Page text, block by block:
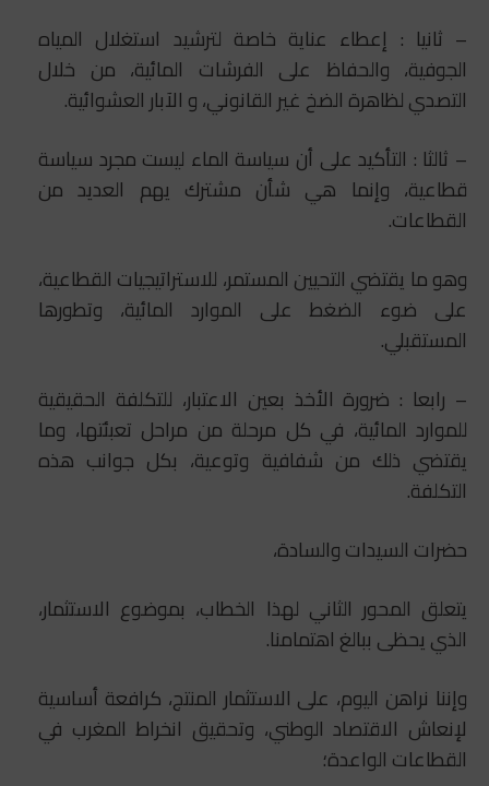
– ثانيا : إعطاء عناية خاصة لترشيد استغلال المياه
الجوفية، والحفاظ على الفرشات المائية، من خلال
التصدي لظاهرة الضخ غير القانوني، و الآبار العشوائية.
– ثالثا : التأكيد على أن سياسة الماء ليست مجرد سياسة
قطاعية، وإنما هي شأن مشترك يهم العديد من
القطاعات.
وهو ما يقتضي التحيين المستمر، للاستراتيجيات القطاعية،
على ضوء الضغط على الموارد المائية، وتطورها
المستقبلي.
– رابعا : ضرورة الأخذ بعين الاعتبار، للتكلفة الحقيقية
للموارد المائية، في كل مرحلة من مراحل تعبئتها، وما
يقتضي ذلك من شفافية وتوعية، بكل جوانب هذه
التكلفة.
حضرات السيدات والسادة،
يتعلق المحور الثاني لهذا الخطاب، بموضوع الاستثمار،
الذي يحظى ببالغ اهتمامنا.
وإننا نراهن اليوم، على الاستثمار المنتج، کرافعة أساسية
لإنعاش الاقتصاد الوطني، وتحقيق انخراط المغرب في
القطاعات الواعدة؛